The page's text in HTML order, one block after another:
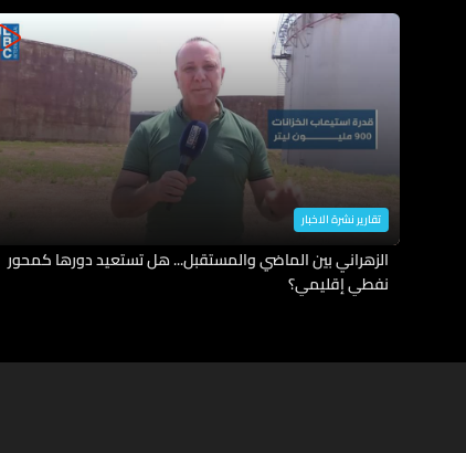
تقارير نشرة الاخبار
الزهراني بين الماضي والمستقبل... هل تستعيد دورها كمحور
نفطي إقليمي؟